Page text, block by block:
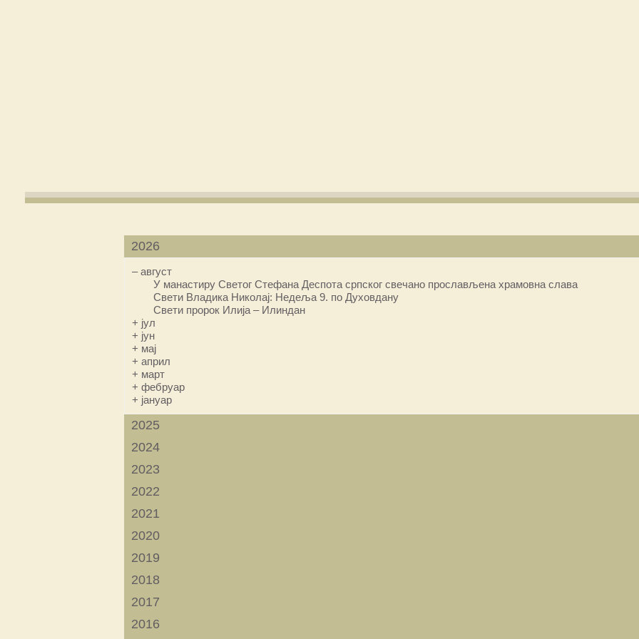
2026
–август
У манастиру Светог Стефана Деспота српског свечано прослављена храмовна слава
Свети Владика Николај: Недеља 9. по Духовдану
Свети пророк Илија – Илиндан
+ јул
+ јун
+ мај
+ април
+ март
+ фебруар
+ јануар
2025
2024
2023
2022
2021
2020
2019
2018
2017
2016